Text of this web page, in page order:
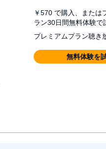
￥570 で購入、または
ラン30日間無料体験で
プレミアムプラン聴き
無料体験を